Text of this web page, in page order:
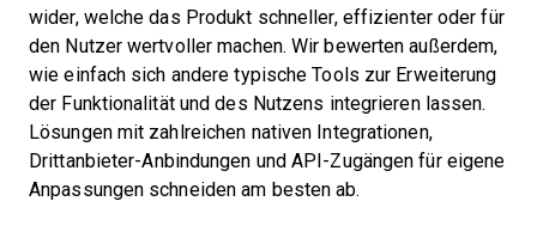
wider, welche das Produkt schneller, effizienter oder für
den Nutzer wertvoller machen. Wir bewerten außerdem,
wie einfach sich andere typische Tools zur Erweiterung
der Funktionalität und des Nutzens integrieren lassen.
Lösungen mit zahlreichen nativen Integrationen,
Drittanbieter-Anbindungen und API-Zugängen für eigene
Anpassungen schneiden am besten ab.